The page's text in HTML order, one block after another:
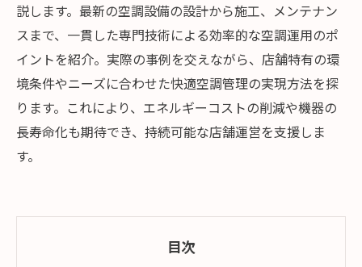
説します。最新の空調設備の設計から施工、メンテナン
スまで、一貫した専門技術による効率的な空調運用のポ
イントを紹介。実際の事例を交えながら、店舗特有の環
境条件やニーズに合わせた快適空調管理の実現方法を探
ります。これにより、エネルギーコストの削減や機器の
長寿命化も期待でき、持続可能な店舗運営を支援しま
す。
目次